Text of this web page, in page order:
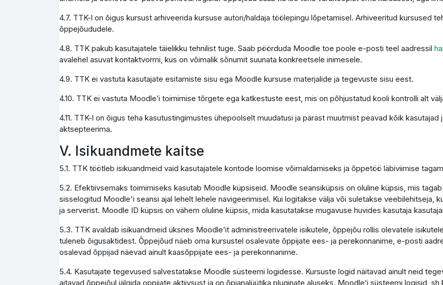
4.7. TTK-l on õigus kursust arhiveerida kursuse autori/haldaja töölepingu lõpetamisel. Arhiveeritud kursused
õppejõududele.
4.8. TTK pakub kasutajatele täielikku tehnilist tuge. Saab pöörduda Moodle toe poole e-posti teel aadressil
avalehel asuvat kontaktvormi, kus on võimalik sõnumit suunata konkreetsele inimesele.
4.9. TTK ei vastuta kasutajate esitamiste sisu ega Moodle kursuse materjalide ja tegevuste sisu eest.
4.10. TTK ei vastuta Moodle’i toimimise tõrgete ega katkestuste eest, mis on põhjustatud kooli kontrolli alt
4.11. TTK-l on õigus teha kasutustingimustes ühepoolselt muudatusi ja pärast muutmist peavad kõik
aktsepteerima.
V. Isikuandmete kaitse
5.1. TTK töötleb isikuandmeid vaid kasutajatele kontode loomise võimaldamiseks ja õppetöö läbiviimise
5.2. Efektiivsemaks toimimiseks kasutab Moodle küpsiseid. Moodle seansiküpsis on oluline küpsis, mis
sisselogitud Moodle'i seansi ajal lehelt lehele navigeerimisel. Kui logitakse välja või suletakse veebilehitseja,
ja serverist. Moodle ID küpsis on vähem oluline küpsis, mida kasutatakse mugavuse huvides kasutaja
5.3. TTK avaldab isikuandmeid üksnes Moodle’it administreerivatele isikutele, õppejõu rollis olevatele
tuleneb õigusaktidest. Õppejõud näeb oma kursustel osalevate õppijate ees- ja perekonnanime, e-posti
osalevad õppijad näevad ainult kaasõppijate ees- ja perekonnanime.
5.4. Kasutajate tegevused salvestatakse Moodle süsteemi logidesse. Kursuste logid näitavad ainult neid
aitavad õppejõul jälgida oppijate aktiivsust ja on õpianalüütika pluginate aluseks. Moodle’i süsteemi logisid,